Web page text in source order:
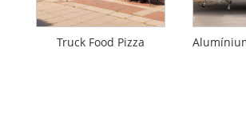
Truck Food Pizza